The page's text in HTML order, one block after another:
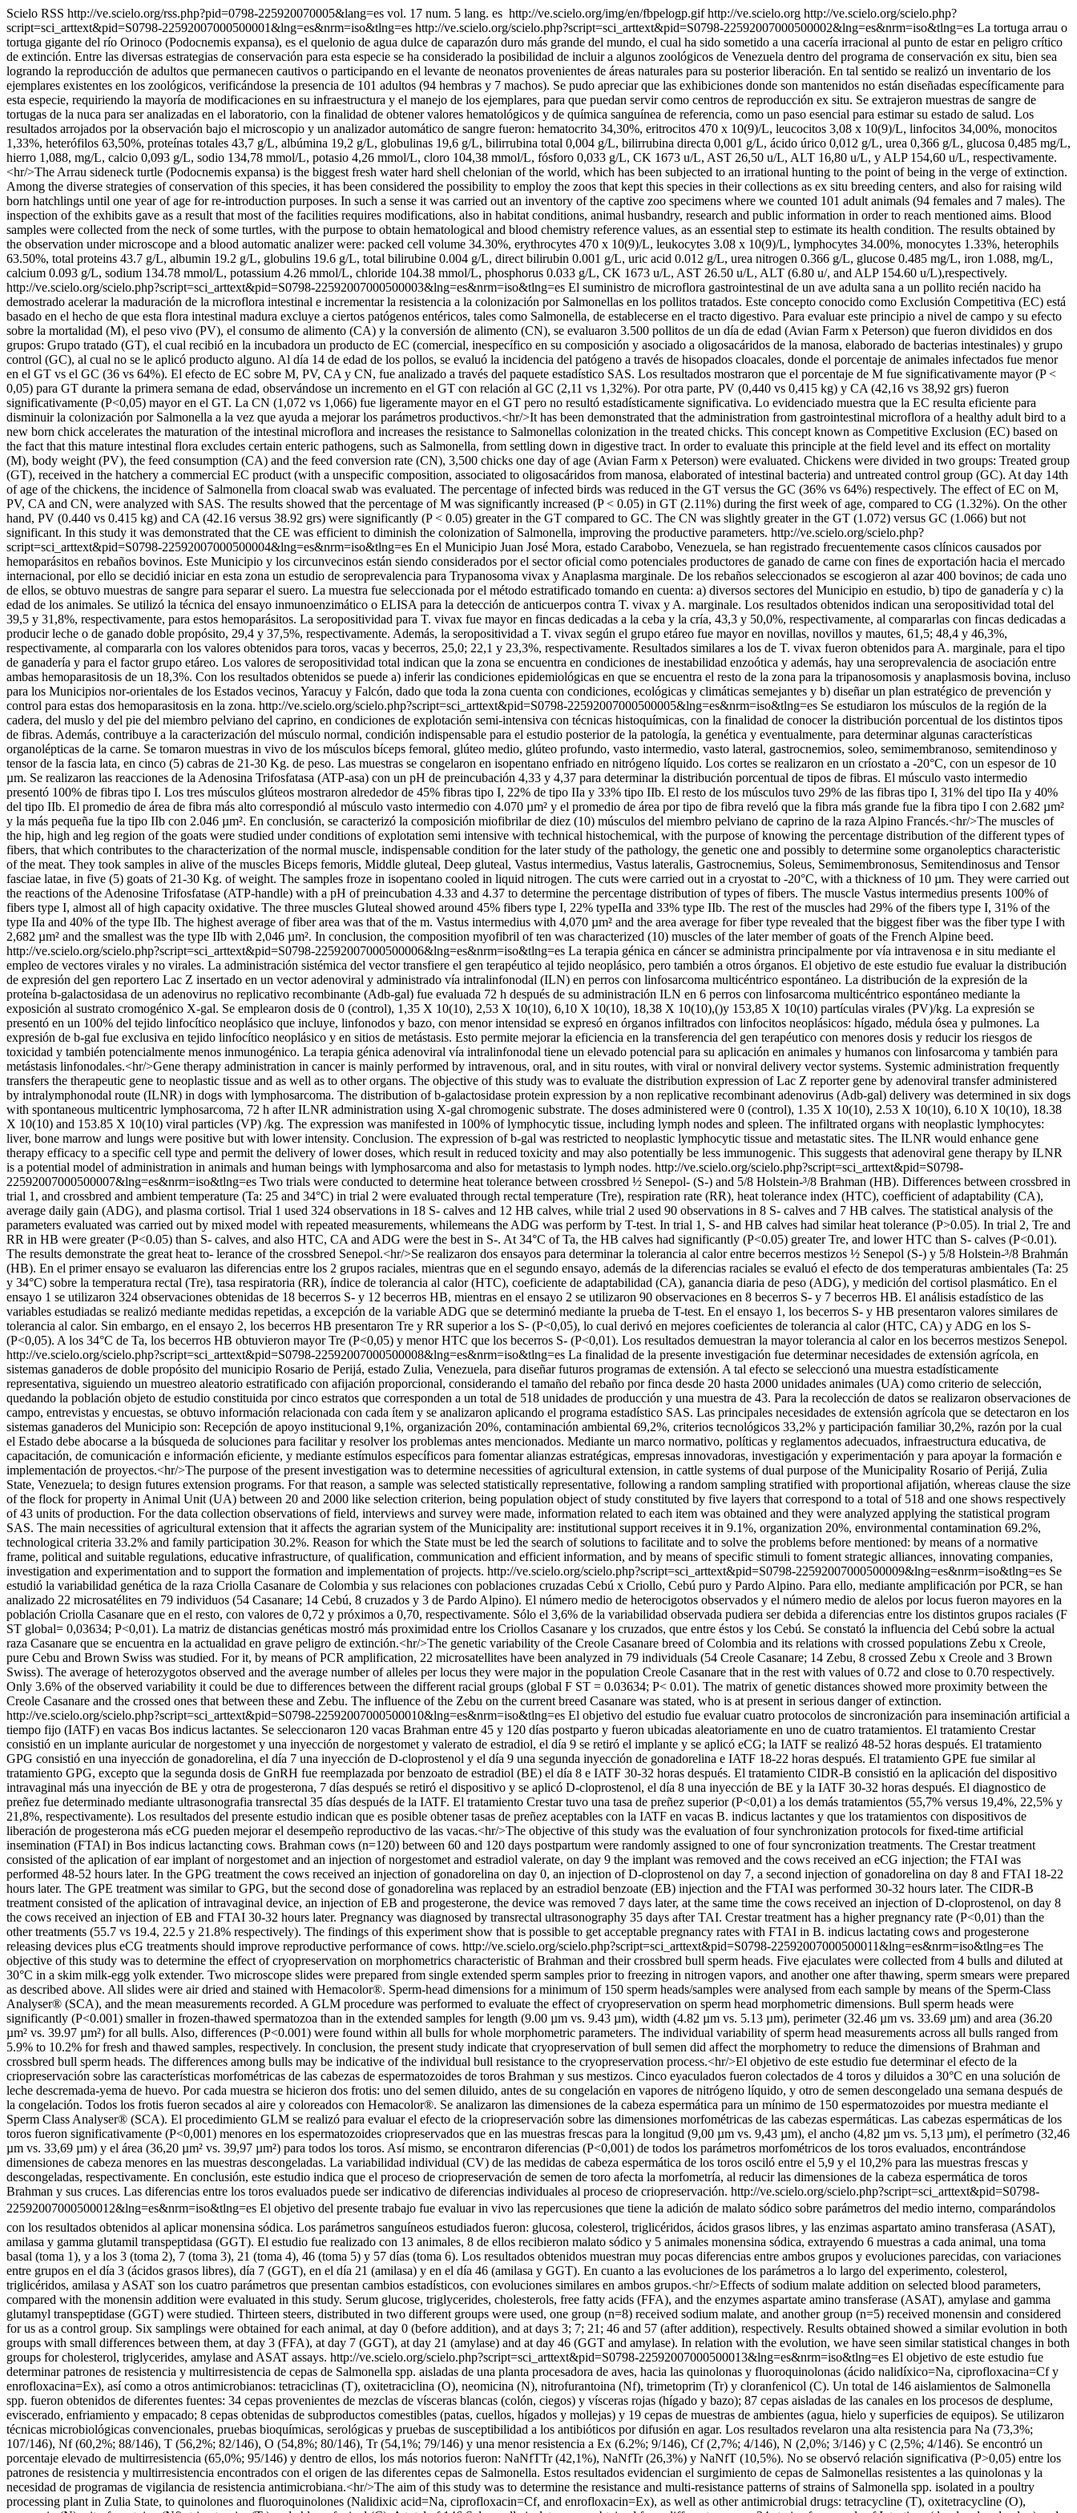
Scielo RSS http://ve.scielo.org/rss.php?pid=0798-225920070005&lang=es vol. 17 num. 5 lang. es http://ve.scielo.org/img/en/fbpelogp.gif http://ve.scielo.org http://ve.scielo.org/scielo.php?
script=sci_arttext&pid=S0798-22592007000500001&lng=es&nrm=iso&tlng=es http://ve.scielo.org/scielo.php?script=sci_arttext&pid=S0798-22592007000500002&lng=es&nrm=iso&tlng=es La tortuga arrau o
tortuga gigante del río Orinoco (Podocnemis expansa), es el quelonio de agua dulce de caparazón duro más grande del mundo, el cual ha sido sometido a una cacería irracional al punto de estar en peligro crítico
de extinción. Entre las diversas estrategias de conservación para esta especie se ha considerado la posibilidad de incluir a algunos zoológicos de Venezuela dentro del programa de conservación ex situ, bien sea
logrando la reproducción de adultos que permanecen cautivos o participando en el levante de neonatos provenientes de áreas naturales para su posterior liberación. En tal sentido se realizó un inventario de los
ejemplares existentes en los zoológicos, verificándose la presencia de 101 adultos (94 hembras y 7 machos). Se pudo apreciar que las exhibiciones donde son mantenidos no están diseñadas específicamente para
esta especie, requiriendo la mayoría de modificaciones en su infraestructura y el manejo de los ejemplares, para que puedan servir como centros de reproducción ex situ. Se extrajeron muestras de sangre de
tortugas de la nuca para ser analizadas en el laboratorio, con la finalidad de obtener valores hematológicos y de química sanguínea de referencia, como un paso esencial para estimar su estado de salud. Los
resultados arrojados por la observación bajo el microscopio y un analizador automático de sangre fueron: hematocrito 34,30%, eritrocitos 470 x 10(9)/L, leucocitos 3,08 x 10(9)/L, linfocitos 34,00%, monocitos
1,33%, heterófilos 63,50%, proteínas totales 43,7 g/L, albúmina 19,2 g/L, globulinas 19,6 g/L, bilirrubina total 0,004 g/L, bilirrubina directa 0,001 g/L, ácido úrico 0,012 g/L, urea 0,366 g/L, glucosa 0,485 mg/L,
hierro 1,088, mg/L, calcio 0,093 g/L, sodio 134,78 mmol/L, potasio 4,26 mmol/L, cloro 104,38 mmol/L, fósforo 0,033 g/L, CK 1673 u/L, AST 26,50 u/L, ALT 16,80 u/L, y ALP 154,60 u/L, respectivamente.
<hr/>The Arrau sideneck turtle (Podocnemis expansa) is the biggest fresh water hard shell chelonian of the world, which has been subjected to an irrational hunting to the point of being in the verge of extinction.
Among the diverse strategies of conservation of this species, it has been considered the possibility to employ the zoos that kept this species in their collections as ex situ breeding centers, and also for raising wild
born hatchlings until one year of age for re-introduction purposes. In such a sense it was carried out an inventory of the captive zoo specimens where we counted 101 adult animals (94 females and 7 males). The
inspection of the exhibits gave as a result that most of the facilities requires modifications, also in habitat conditions, animal husbandry, research and public information in order to reach mentioned aims. Blood
samples were collected from the neck of some turtles, with the purpose to obtain hematological and blood chemistry reference values, as an essential step to estimate its health condition. The results obtained by
the observation under microscope and a blood automatic analizer were: packed cell volume 34.30%, erythrocytes 470 x 10(9)/L, leukocytes 3.08 x 10(9)/L, lymphocytes 34.00%, monocytes 1.33%, heterophils
63.50%, total proteins 43.7 g/L, albumin 19.2 g/L, globulins 19.6 g/L, total bilirubine 0.004 g/L, direct bilirubin 0.001 g/L, uric acid 0.012 g/L, urea nitrogen 0.366 g/L, glucose 0.485 mg/L, iron 1.088, mg/L,
calcium 0.093 g/L, sodium 134.78 mmol/L, potassium 4.26 mmol/L, chloride 104.38 mmol/L, phosphorus 0.033 g/L, CK 1673 u/L, AST 26.50 u/L, ALT (6.80 u/, and ALP 154.60 u/L),respectively.
http://ve.scielo.org/scielo.php?script=sci_arttext&pid=S0798-22592007000500003&lng=es&nrm=iso&tlng=es El suministro de microflora gastrointestinal de un ave adulta sana a un pollito recién nacido ha
demostrado acelerar la maduración de la microflora intestinal e incrementar la resistencia a la colonización por Salmonellas en los pollitos tratados. Este concepto conocido como Exclusión Competitiva (EC) está
basado en el hecho de que esta flora intestinal madura excluye a ciertos patógenos entéricos, tales como Salmonella, de establecerse en el tracto digestivo. Para evaluar este principio a nivel de campo y su efecto
sobre la mortalidad (M), el peso vivo (PV), el consumo de alimento (CA) y la conversión de alimento (CN), se evaluaron 3.500 pollitos de un día de edad (Avian Farm x Peterson) que fueron divididos en dos
grupos: Grupo tratado (GT), el cual recibió en la incubadora un producto de EC (comercial, inespecífico en su composición y asociado a oligosacáridos de la manosa, elaborado de bacterias intestinales) y grupo
control (GC), al cual no se le aplicó producto alguno. Al día 14 de edad de los pollos, se evaluó la incidencia del patógeno a través de hisopados cloacales, donde el porcentaje de animales infectados fue menor
en el GT vs el GC (36 vs 64%). El efecto de EC sobre M, PV, CA y CN, fue analizado a través del paquete estadístico SAS. Los resultados mostraron que el porcentaje de M fue significativamente mayor (P <
0,05) para GT durante la primera semana de edad, observándose un incremento en el GT con relación al GC (2,11 vs 1,32%). Por otra parte, PV (0,440 vs 0,415 kg) y CA (42,16 vs 38,92 grs) fueron
significativamente (P<0,05) mayor en el GT. La CN (1,072 vs 1,066) fue ligeramente mayor en el GT pero no resultó estadísticamente significativa. Lo evidenciado muestra que la EC resulta eficiente para
disminuir la colonización por Salmonella a la vez que ayuda a mejorar los parámetros productivos.<hr/>It has been demonstrated that the administration from gastrointestinal microflora of a healthy adult bird to a
new born chick accelerates the maturation of the intestinal microflora and increases the resistance to Salmonellas colonization in the treated chicks. This concept known as Competitive Exclusion (EC) based on
the fact that this mature intestinal flora excludes certain enteric pathogens, such as Salmonella, from settling down in digestive tract. In order to evaluate this principle at the field level and its effect on mortality
(M), body weight (PV), the feed consumption (CA) and the feed conversion rate (CN), 3,500 chicks one day of age (Avian Farm x Peterson) were evaluated. Chickens were divided in two groups: Treated group
(GT), received in the hatchery a commercial EC product (with a unspecific composition, associated to oligosacáridos from manosa, elaborated of intestinal bacteria) and untreated control group (GC). At day 14th
of age of the chickens, the incidence of Salmonella from cloacal swab was evaluated. The percentage of infected birds was reduced in the GT versus the GC (36% vs 64%) respectively. The effect of EC on M,
PV, CA and CN, were analyzed with SAS. The results showed that the percentage of M was significantly increased (P < 0.05) in GT (2.11%) during the first week of age, compared to CG (1.32%). On the other
hand, PV (0.440 vs 0.415 kg) and CA (42.16 versus 38.92 grs) were significantly (P < 0.05) greater in the GT compared to GC. The CN was slightly greater in the GT (1.072) versus GC (1.066) but not
significant. In this study it was demonstrated that the CE was efficient to diminish the colonization of Salmonella, improving the productive parameters. http://ve.scielo.org/scielo.php?
script=sci_arttext&pid=S0798-22592007000500004&lng=es&nrm=iso&tlng=es En el Municipio Juan José Mora, estado Carabobo, Venezuela, se han registrado frecuentemente casos clínicos causados por
hemoparásitos en rebaños bovinos. Este Municipio y los circunvecinos están siendo considerados por el sector oficial como potenciales productores de ganado de carne con fines de exportación hacia el mercado
internacional, por ello se decidió iniciar en esta zona un estudio de seroprevalencia para Trypanosoma vivax y Anaplasma marginale. De los rebaños seleccionados se escogieron al azar 400 bovinos; de cada uno
de ellos, se obtuvo muestras de sangre para separar el suero. La muestra fue seleccionada por el método estratificado tomando en cuenta: a) diversos sectores del Municipio en estudio, b) tipo de ganadería y c) la
edad de los animales. Se utilizó la técnica del ensayo inmunoenzimático o ELISA para la detección de anticuerpos contra T. vivax y A. marginale. Los resultados obtenidos indican una seropositividad total del
39,5 y 31,8%, respectivamente, para estos hemoparásitos. La seropositividad para T. vivax fue mayor en fincas dedicadas a la ceba y la cría, 43,3 y 50,0%, respectivamente, al compararlas con fincas dedicadas a
producir leche o de ganado doble propósito, 29,4 y 37,5%, respectivamente. Además, la seropositividad a T. vivax según el grupo etáreo fue mayor en novillas, novillos y mautes, 61,5; 48,4 y 46,3%,
respectivamente, al compararla con los valores obtenidos para toros, vacas y becerros, 25,0; 22,1 y 23,3%, respectivamente. Resultados similares a los de T. vivax fueron obtenidos para A. marginale, para el tipo
de ganadería y para el factor grupo etáreo. Los valores de seropositividad total indican que la zona se encuentra en condiciones de inestabilidad enzoótica y además, hay una seroprevalencia de asociación entre
ambas hemoparasitosis de un 18,3%. Con los resultados obtenidos se puede a) inferir las condiciones epidemiológicas en que se encuentra el resto de la zona para la tripanosomosis y anaplasmosis bovina, incluso
para los Municipios nor-orientales de los Estados vecinos, Yaracuy y Falcón, dado que toda la zona cuenta con condiciones, ecológicas y climáticas semejantes y b) diseñar un plan estratégico de prevención y
control para estas dos hemoparasitosis en la zona. http://ve.scielo.org/scielo.php?script=sci_arttext&pid=S0798-22592007000500005&lng=es&nrm=iso&tlng=es Se estudiaron los músculos de la región de la
cadera, del muslo y del pie del miembro pelviano del caprino, en condiciones de explotación semi-intensiva con técnicas histoquímicas, con la finalidad de conocer la distribución porcentual de los distintos tipos
de fibras. Además, contribuye a la caracterización del músculo normal, condición indispensable para el estudio posterior de la patología, la genética y eventualmente, para determinar algunas características
organolépticas de la carne. Se tomaron muestras in vivo de los músculos bíceps femoral, glúteo medio, glúteo profundo, vasto intermedio, vasto lateral, gastrocnemios, soleo, semimembranoso, semitendinoso y
tensor de la fascia lata, en cinco (5) cabras de 21-30 Kg. de peso. Las muestras se congelaron en isopentano enfriado en nitrógeno líquido. Los cortes se realizaron en un críostato a -20°C, con un espesor de 10
µm. Se realizaron las reacciones de la Adenosina Trifosfatasa (ATP-asa) con un pH de preincubación 4,33 y 4,37 para determinar la distribución porcentual de tipos de fibras. El músculo vasto intermedio
presentó 100% de fibras tipo I. Los tres músculos glúteos mostraron alrededor de 45% fibras tipo I, 22% de tipo IIa y 33% tipo IIb. El resto de los músculos tuvo 29% de las fibras tipo I, 31% del tipo IIa y 40%
del tipo IIb. El promedio de área de fibra más alto correspondió al músculo vasto intermedio con 4.070 µm² y el promedio de área por tipo de fibra reveló que la fibra más grande fue la fibra tipo I con 2.682 µm²
y la más pequeña fue la tipo IIb con 2.046 µm². En conclusión, se caracterizó la composición miofibrilar de diez (10) músculos del miembro pelviano de caprino de la raza Alpino Francés.<hr/>The muscles of
the hip, high and leg region of the goats were studied under conditions of explotation semi intensive with technical histochemical, with the purpose of knowing the percentage distribution of the different types of
fibers, that which contributes to the characterization of the normal muscle, indispensable condition for the later study of the pathology, the genetic one and possibly to determine some organoleptics characteristic
of the meat. They took samples in alive of the muscles Biceps femoris, Middle gluteal, Deep gluteal, Vastus intermedius, Vastus lateralis, Gastrocnemius, Soleus, Semimembronosus, Semitendinosus and Tensor
fasciae latae, in five (5) goats of 21-30 Kg. of weight. The samples froze in isopentano cooled in liquid nitrogen. The cuts were carried out in a cryostat to -20°C, with a thickness of 10 µm. They were carried out
the reactions of the Adenosine Trifosfatase (ATP-handle) with a pH of preincubation 4.33 and 4.37 to determine the percentage distribution of types of fibers. The muscle Vastus intermedius presents 100% of
fibers type I, almost all of high capacity oxidative. The three muscles Gluteal showed around 45% fibers type I, 22% typeIIa and 33% type IIb. The rest of the muscles had 29% of the fibers type I, 31% of the
type IIa and 40% of the type IIb. The highest average of fiber area was that of the m. Vastus intermedius with 4,070 µm² and the area average for fiber type revealed that the biggest fiber was the fiber type I with
2,682 µm² and the smallest was the type IIb with 2,046 µm². In conclusion, the composition myofibril of ten was characterized (10) muscles of the later member of goats of the French Alpine beed.
http://ve.scielo.org/scielo.php?script=sci_arttext&pid=S0798-22592007000500006&lng=es&nrm=iso&tlng=es La terapia génica en cáncer se administra principalmente por vía intravenosa e in situ mediante el
empleo de vectores virales y no virales. La administración sistémica del vector transfiere el gen terapéutico al tejido neoplásico, pero también a otros órganos. El objetivo de este estudio fue evaluar la distribución
de expresión del gen reportero Lac Z insertado en un vector adenoviral y administrado vía intralinfonodal (ILN) en perros con linfosarcoma multicéntrico espontáneo. La distribución de la expresión de la
proteína b-galactosidasa de un adenovirus no replicativo recombinante (Adb-gal) fue evaluada 72 h después de su administración ILN en 6 perros con linfosarcoma multicéntrico espontáneo mediante la
exposición al sustrato cromogénico X-gal. Se emplearon dosis de 0 (control), 1,35 X 10(10), 2,53 X 10(10), 6,10 X 10(10), 18,38 X 10(10),()y 153,85 X 10(10) partículas virales (PV)/kg. La expresión se
presentó en un 100% del tejido linfocítico neoplásico que incluye, linfonodos y bazo, con menor intensidad se expresó en órganos infiltrados con linfocitos neoplásicos: hígado, médula ósea y pulmones. La
expresión de b-gal fue exclusiva en tejido linfocítico neoplásico y en sitios de metástasis. Esto permite mejorar la eficiencia en la transferencia del gen terapéutico con menores dosis y reducir los riesgos de
toxicidad y también potencialmente menos inmunogénico. La terapia génica adenoviral vía intralinfonodal tiene un elevado potencial para su aplicación en animales y humanos con linfosarcoma y también para
metástasis linfonodales.<hr/>Gene therapy administration in cancer is mainly performed by intravenous, oral, and in situ routes, with viral or nonviral delivery vector systems. Systemic administration frequently
transfers the therapeutic gene to neoplastic tissue and as well as to other organs. The objective of this study was to evaluate the distribution expression of Lac Z reporter gene by adenoviral transfer administered
by intralymphonodal route (ILNR) in dogs with lymphosarcoma. The distribution of b-galactosidase protein expression by a non replicative recombinant adenovirus (Adb-gal) delivery was determined in six dogs
with spontaneous multicentric lymphosarcoma, 72 h after ILNR administration using X-gal chromogenic substrate. The doses administered were 0 (control), 1.35 X 10(10), 2.53 X 10(10), 6.10 X 10(10), 18.38
X 10(10) and 153.85 X 10(10) viral particles (VP) /kg. The expression was manifested in 100% of lymphocytic tissue, including lymph nodes and spleen. The infiltrated organs with neoplastic lymphocytes:
liver, bone marrow and lungs were positive but with lower intensity. Conclusion. The expression of b-gal was restricted to neoplastic lymphocytic tissue and metastatic sites. The ILNR would enhance gene
therapy efficacy to a specific cell type and permit the delivery of lower doses, which result in reduced toxicity and may also potentially be less immunogenic. This suggests that adenoviral gene therapy by ILNR
is a potential model of administration in animals and human beings with lymphosarcoma and also for metastasis to lymph nodes. http://ve.scielo.org/scielo.php?script=sci_arttext&pid=S0798-
22592007000500007&lng=es&nrm=iso&tlng=es Two trials were conducted to determine heat tolerance between crossbred ½ Senepol- (S-) and 5/8 Holstein-³/8 Brahman (HB). Differences between crossbred in
trial 1, and crossbred and ambient temperature (Ta: 25 and 34°C) in trial 2 were evaluated through rectal temperature (Tre), respiration rate (RR), heat tolerance index (HTC), coefficient of adaptability (CA),
average daily gain (ADG), and plasma cortisol. Trial 1 used 324 observations in 18 S- calves and 12 HB calves, while trial 2 used 90 observations in 8 S- calves and 7 HB calves. The statistical analysis of the
parameters evaluated was carried out by mixed model with repeated measurements, whilemeans the ADG was perform by T-test. In trial 1, S- and HB calves had similar heat tolerance (P>0.05). In trial 2, Tre and
RR in HB were greater (P<0.05) than S- calves, and also HTC, CA and ADG were the best in S-. At 34°C of Ta, the HB calves had significantly (P<0.05) greater Tre, and lower HTC than S- calves (P<0.01).
The results demonstrate the great heat to- lerance of the crossbred Senepol.<hr/>Se realizaron dos ensayos para determinar la tolerancia al calor entre becerros mestizos ½ Senepol (S-) y 5/8 Holstein-³/8 Brahmán
(HB). En el primer ensayo se evaluaron las diferencias entre los 2 grupos raciales, mientras que en el segundo ensayo, además de la diferencias raciales se evaluó el efecto de dos temperaturas ambientales (Ta: 25
y 34°C) sobre la temperatura rectal (Tre), tasa respiratoria (RR), índice de tolerancia al calor (HTC), coeficiente de adaptabilidad (CA), ganancia diaria de peso (ADG), y medición del cortisol plasmático. En el
ensayo 1 se utilizaron 324 observaciones obtenidas de 18 becerros S- y 12 becerros HB, mientras en el ensayo 2 se utilizaron 90 observaciones en 8 becerros S- y 7 becerros HB. El análisis estadístico de las
variables estudiadas se realizó mediante medidas repetidas, a excepción de la variable ADG que se determinó mediante la prueba de T-test. En el ensayo 1, los becerros S- y HB presentaron valores similares de
tolerancia al calor. Sin embargo, en el ensayo 2, los becerros HB presentaron Tre y RR superior a los S- (P<0,05), lo cual derivó en mejores coeficientes de tolerancia al calor (HTC, CA) y ADG en los S-
(P<0,05). A los 34°C de Ta, los becerros HB obtuvieron mayor Tre (P<0,05) y menor HTC que los becerros S- (P<0,01). Los resultados demuestran la mayor tolerancia al calor en los becerros mestizos Senepol.
http://ve.scielo.org/scielo.php?script=sci_arttext&pid=S0798-22592007000500008&lng=es&nrm=iso&tlng=es La finalidad de la presente investigación fue determinar necesidades de extensión agrícola, en
sistemas ganaderos de doble propósito del municipio Rosario de Perijá, estado Zulia, Venezuela, para diseñar futuros programas de extensión. A tal efecto se seleccionó una muestra estadísticamente
representativa, siguiendo un muestreo aleatorio estratificado con afijación proporcional, considerando el tamaño del rebaño por finca desde 20 hasta 2000 unidades animales (UA) como criterio de selección,
quedando la población objeto de estudio constituida por cinco estratos que corresponden a un total de 518 unidades de producción y una muestra de 43. Para la recolección de datos se realizaron observaciones de
campo, entrevistas y encuestas, se obtuvo información relacionada con cada ítem y se analizaron aplicando el programa estadístico SAS. Las principales necesidades de extensión agrícola que se detectaron en los
sistemas ganaderos del Municipio son: Recepción de apoyo institucional 9,1%, organización 20%, contaminación ambiental 69,2%, criterios tecnológicos 33,2% y participación familiar 30,2%, razón por la cual
el Estado debe abocarse a la búsqueda de soluciones para facilitar y resolver los problemas antes mencionados. Mediante un marco normativo, políticas y reglamentos adecuados, infraestructura educativa, de
capacitación, de comunicación e información eficiente, y mediante estímulos específicos para fomentar alianzas estratégicas, empresas innovadoras, investigación y experimentación y para apoyar la formación e
implementación de proyectos.<hr/>The purpose of the present investigation was to determine necessities of agricultural extension, in cattle systems of dual purpose of the Municipality Rosario of Perijá, Zulia
State, Venezuela; to design futures extension programs. For that reason, a sample was selected statistically representative, following a random sampling stratified with proportional afijatión, whereas clause the size
of the flock for property in Animal Unit (UA) between 20 and 2000 like selection criterion, being population object of study constituted by five layers that correspond to a total of 518 and one shows respectively
of 43 units of production. For the data collection observations of field, interviews and survey were made, information related to each item was obtained and they were analyzed applying the statistical program
SAS. The main necessities of agricultural extension that it affects the agrarian system of the Municipality are: institutional support receives it in 9.1%, organization 20%, environmental contamination 69.2%,
technological criteria 33.2% and family participation 30.2%. Reason for which the State must be led the search of solutions to facilitate and to solve the problems before mentioned: by means of a normative
frame, political and suitable regulations, educative infrastructure, of qualification, communication and efficient information, and by means of specific stimuli to foment strategic alliances, innovating companies,
investigation and experimentation and to support the formation and implementation of projects. http://ve.scielo.org/scielo.php?script=sci_arttext&pid=S0798-22592007000500009&lng=es&nrm=iso&tlng=es Se
estudió la variabilidad genética de la raza Criolla Casanare de Colombia y sus relaciones con poblaciones cruzadas Cebú x Criollo, Cebú puro y Pardo Alpino. Para ello, mediante amplificación por PCR, se han
analizado 22 microsatélites en 79 individuos (54 Casanare; 14 Cebú, 8 cruzados y 3 de Pardo Alpino). El número medio de heterocigotos observados y el número medio de alelos por locus fueron mayores en la
población Criolla Casanare que en el resto, con valores de 0,72 y próximos a 0,70, respectivamente. Sólo el 3,6% de la variabilidad observada pudiera ser debida a diferencias entre los distintos grupos raciales (F
ST global= 0,03634; P<0,01). La matriz de distancias genéticas mostró más proximidad entre los Criollos Casanare y los cruzados, que entre éstos y los Cebú. Se constató la influencia del Cebú sobre la actual
raza Casanare que se encuentra en la actualidad en grave peligro de extinción.<hr/>The genetic variability of the Creole Casanare breed of Colombia and its relations with crossed populations Zebu x Creole,
pure Cebu and Brown Swiss was studied. For it, by means of PCR amplification, 22 microsatellites have been analyzed in 79 individuals (54 Creole Casanare; 14 Zebu, 8 crossed Zebu x Creole and 3 Brown
Swiss). The average of heterozygotos observed and the average number of alleles per locus they were major in the population Creole Casanare that in the rest with values of 0.72 and close to 0.70 respectively.
Only 3.6% of the observed variability it could be due to differences between the different racial groups (global F ST = 0.03634; P< 0.01). The matrix of genetic distances showed more proximity between the
Creole Casanare and the crossed ones that between these and Zebu. The influence of the Zebu on the current breed Casanare was stated, who is at present in serious danger of extinction.
http://ve.scielo.org/scielo.php?script=sci_arttext&pid=S0798-22592007000500010&lng=es&nrm=iso&tlng=es El objetivo del estudio fue evaluar cuatro protocolos de sincronización para inseminación artificial a
tiempo fijo (IATF) en vacas Bos indicus lactantes. Se seleccionaron 120 vacas Brahman entre 45 y 120 días postparto y fueron ubicadas aleatoriamente en uno de cuatro tratamientos. El tratamiento Crestar
consistió en un implante auricular de norgestomet y una inyección de norgestomet y valerato de estradiol, el día 9 se retiró el implante y se aplicó eCG; la IATF se realizó 48-52 horas después. El tratamiento
GPG consistió en una inyección de gonadorelina, el día 7 una inyección de D-cloprostenol y el día 9 una segunda inyección de gonadorelina e IATF 18-22 horas después. El tratamiento GPE fue similar al
tratamiento GPG, excepto que la segunda dosis de GnRH fue reemplazada por benzoato de estradiol (BE) el día 8 e IATF 30-32 horas después. El tratamiento CIDR-B consistió en la aplicación del dispositivo
intravaginal más una inyección de BE y otra de progesterona, 7 días después se retiró el dispositivo y se aplicó D-cloprostenol, el día 8 una inyección de BE y la IATF 30-32 horas después. El diagnostico de
preñez fue determinado mediante ultrasonografia transrectal 35 días después de la IATF. El tratamiento Crestar tuvo una tasa de preñez superior (P<0,01) a los demás tratamientos (55,7% versus 19,4%, 22,5% y
21,8%, respectivamente). Los resultados del presente estudio indican que es posible obtener tasas de preñez aceptables con la IATF en vacas B. indicus lactantes y que los tratamientos con dispositivos de
liberación de progesterona más eCG pueden mejorar el desempeño reproductivo de las vacas.<hr/>The objective of this study was the evaluation of four synchronization protocols for fixed-time artificial
insemination (FTAI) in Bos indicus lactancting cows. Brahman cows (n=120) between 60 and 120 days postpartum were randomly assigned to one of four syncronization treatments. The Crestar treatment
consisted of the aplication of ear implant of norgestomet and an injection of norgestomet and estradiol valerate, on day 9 the implant was removed and the cows received an eCG injection; the FTAI was
performed 48-52 hours later. In the GPG treatment the cows received an injection of gonadorelina on day 0, an injection of D-cloprostenol on day 7, a second injection of gonadorelina on day 8 and FTAI 18-22
hours later. The GPE treatment was similar to GPG, but the second dose of gonadorelina was replaced by an estradiol benzoate (EB) injection and the FTAI was performed 30-32 hours later. The CIDR-B
treatment consisted of the aplication of intravaginal device, an injection of EB and progesterone, the device was removed 7 days later, at the same time the cows received an injection of D-cloprostenol, on day 8
the cows received an injection of EB and FTAI 30-32 hours later. Pregnancy was diagnosed by transrectal ultrasonography 35 days after TAI. Crestar treatment has a higher pregnancy rate (P<0,01) than the
other treatments (55.7 vs 19.4, 22.5 y 21.8% respectively). The findings of this experiment show that is possible to get acceptable pregnancy rates with FTAI in B. indicus lactating cows and progesterone
releasing devices plus eCG treatments should improve reproductive performance of cows. http://ve.scielo.org/scielo.php?script=sci_arttext&pid=S0798-22592007000500011&lng=es&nrm=iso&tlng=es The
objective of this study was to determine the effect of cryopreservation on morphometrics characteristic of Brahman and their crossbred bull sperm heads. Five ejaculates were collected from 4 bulls and diluted at
30°C in a skim milk-egg yolk extender. Two microscope slides were prepared from single extended sperm samples prior to freezing in nitrogen vapors, and another one after thawing, sperm smears were prepared
as described above. All slides were air dried and stained with Hemacolor®. Sperm-head dimensions for a minimum of 150 sperm heads/samples were analysed from each sample by means of the Sperm-Class
Analyser® (SCA), and the mean measurements recorded. A GLM procedure was performed to evaluate the effect of cryopreservation on sperm head morphometric dimensions. Bull sperm heads were
significantly (P<0.001) smaller in frozen-thawed spermatozoa than in the extended samples for length (9.00 µm vs. 9.43 µm), width (4.82 µm vs. 5.13 µm), perimeter (32.46 µm vs. 33.69 µm) and area (36.20
µm² vs. 39.97 µm²) for all bulls. Also, differences (P<0.001) were found within all bulls for whole morphometric parameters. The individual variability of sperm head measurements across all bulls ranged from
5.9% to 10.2% for fresh and thawed samples, respectively. In conclusion, the present study indicate that cryopreservation of bull semen did affect the morphometry to reduce the dimensions of Brahman and
crossbred bull sperm heads. The differences among bulls may be indicative of the individual bull resistance to the cryopreservation process.<hr/>El objetivo de este estudio fue determinar el efecto de la
criopreservación sobre las características morfométricas de las cabezas de espermatozoides de toros Brahman y sus mestizos. Cinco eyaculados fueron colectados de 4 toros y diluidos a 30°C en una solución de
leche descremada-yema de huevo. Por cada muestra se hicieron dos frotis: uno del semen diluido, antes de su congelación en vapores de nitrógeno líquido, y otro de semen descongelado una semana después de
la congelación. Todos los frotis fueron secados al aire y coloreados con Hemacolor®. Se analizaron las dimensiones de la cabeza espermática para un mínimo de 150 espermatozoides por muestra mediante el
Sperm Class Analyser® (SCA). El procedimiento GLM se realizó para evaluar el efecto de la criopreservación sobre las dimensiones morfométricas de las cabezas espermáticas. Las cabezas espermáticas de los
toros fueron significativamente (P<0,001) menores en los espermatozoides criopreservados que en las muestras frescas para la longitud (9,00 µm vs. 9,43 µm), el ancho (4,82 µm vs. 5,13 µm), el perímetro (32,46
µm vs. 33,69 µm) y el área (36,20 µm² vs. 39,97 µm²) para todos los toros. Así mismo, se encontraron diferencias (P<0,001) de todos los parámetros morfométricos de los toros evaluados, encontrándose
dimensiones de cabeza menores en las muestras descongeladas. La variabilidad individual (CV) de las medidas de cabeza espermática de los toros osciló entre el 5,9 y el 10,2% para las muestras frescas y
descongeladas, respectivamente. En conclusión, este estudio indica que el proceso de criopreservación de semen de toro afecta la morfometría, al reducir las dimensiones de la cabeza espermática de toros
Brahman y sus cruces. Las diferencias entre los toros evaluados puede ser indicativo de diferencias individuales al proceso de criopreservación. http://ve.scielo.org/scielo.php?script=sci_arttext&pid=S0798-
22592007000500012&lng=es&nrm=iso&tlng=es El objetivo del presente trabajo fue evaluar in vivo las repercusiones que tiene la adición de malato sódico sobre parámetros del medio interno, comparándolos
con los resultados obtenidos al aplicar monensina sódica. Los parámetros sanguíneos estudiados fueron: glucosa, colesterol, triglicéridos, ácidos grasos libres, y las enzimas aspartato amino transferasa (ASAT),
amilasa y gamma glutamil transpeptidasa (GGT). El estudio fue realizado con 13 animales, 8 de ellos recibieron malato sódico y 5 animales monensina sódica, extrayendo 6 muestras a cada animal, una toma
basal (toma 1), y a los 3 (toma 2), 7 (toma 3), 21 (toma 4), 46 (toma 5) y 57 días (toma 6). Los resultados obtenidos muestran muy pocas diferencias entre ambos grupos y evoluciones parecidas, con variaciones
entre grupos en el día 3 (ácidos grasos libres), día 7 (GGT), en el día 21 (amilasa) y en el día 46 (amilasa y GGT). En cuanto a las evoluciones de los parámetros a lo largo del experimento, colesterol,
triglicéridos, amilasa y ASAT son los cuatro parámetros que presentan cambios estadísticos, con evoluciones similares en ambos grupos.<hr/>Effects of sodium malate addition on selected blood parameters,
compared with the monensin addition were evaluated in this study. Serum glucose, triglycerides, cholesterols, free fatty acids (FFA), and the enzymes aspartate amino transferase (ASAT), amylase and gamma
glutamyl transpeptidase (GGT) were studied. Thirteen steers, distributed in two different groups were used, one group (n=8) received sodium malate, and another group (n=5) received monensin and considered
for us as a control group. Six samplings were obtained for each animal, at day 0 (before addition), and at days 3; 7; 21; 46 and 57 (after addition), respectively. Results obtained showed a similar evolution in both
groups with small differences between them, at day 3 (FFA), at day 7 (GGT), at day 21 (amylase) and at day 46 (GGT and amylase). In relation with the evolution, we have seen similar statistical changes in both
groups for cholesterol, triglycerides, amylase and ASAT assays. http://ve.scielo.org/scielo.php?script=sci_arttext&pid=S0798-22592007000500013&lng=es&nrm=iso&tlng=es El objetivo de este estudio fue
determinar patrones de resistencia y multirresistencia de cepas de Salmonella spp. aisladas de una planta procesadora de aves, hacia las quinolonas y fluoroquinolonas (ácido nalidíxico=Na, ciprofloxacina=Cf y
enrofloxacina=Ex), así como a otros antimicrobianos: tetraciclinas (T), oxitetraciclina (O), neomicina (N), nitrofurantoina (Nf), trimetoprim (Tr) y cloranfenicol (C). Un total de 146 aislamientos de Salmonella
spp. fueron obtenidos de diferentes fuentes: 34 cepas provenientes de mezclas de vísceras blancas (colón, ciegos) y vísceras rojas (hígado y bazo); 87 cepas aisladas de las canales en los procesos de desplume,
eviscerado, enfriamiento y empacado; 8 cepas obtenidas de subproductos comestibles (patas, cuellos, hígados y mollejas) y 19 cepas de muestras de ambientes (agua, hielo y superficies de equipos). Se utilizaron
técnicas microbiológicas convencionales, pruebas bioquímicas, serológicas y pruebas de susceptibilidad a los antibióticos por difusión en agar. Los resultados revelaron una alta resistencia para Na (73,3%;
107/146), Nf (60,2%; 88/146), T (56,2%; 82/146), O (54,8%; 80/146), Tr (54,1%; 79/146) y una menor resistencia a Ex (6.2%; 9/146), Cf (2,7%; 4/146), N (2,0%; 3/146) y C (2,5%; 4/146). Se encontró un
porcentaje elevado de multirresistencia (65,0%; 95/146) y dentro de ellos, los más notorios fueron: NaNfTTr (42,1%), NaNfTr (26,3%) y NaNfT (10,5%). No se observó relación significativa (P>0,05) entre los
patrones de resistencia y multirresistencia encontrados con el origen de las diferentes cepas de Salmonella. Estos resultados evidencian el surgimiento de cepas de Salmonellas resistentes a las quinolonas y la
necesidad de programas de vigilancia de resistencia antimicrobiana.<hr/>The aim of this study was to determine the resistance and multi-resistance patterns of strains of Salmonella spp. isolated in a poultry
processing plant in Zulia State, to quinolones and fluoroquinolones (Nalidixic acid=Na, ciprofloxacin=Cf, and enrofloxacin=Ex), as well as other antimicrobial drugs: tetracycline (T), oxitetracycline (O),